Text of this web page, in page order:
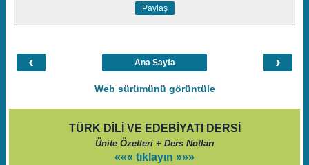
Paylaş
‹ ›
Ana Sayfa
Web sürümünü görüntüle
TÜRK DİLİ VE EDEBİYATI DERSİ
Ünite Özetleri + Ders Notları
««« tıklayın »»»